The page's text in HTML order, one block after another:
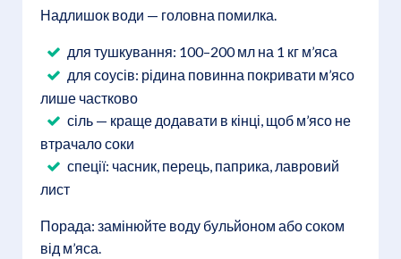
Надлишок води — головна помилка.
для тушкування: 100–200 мл на 1 кг м’яса
для соусів: рідина повинна покривати м’ясо
лише частково
сіль — краще додавати в кінці, щоб м’ясо не
втрачало соки
спеції: часник, перець, паприка, лавровий
лист
Порада: замінюйте воду бульйоном або соком
від м’яса.